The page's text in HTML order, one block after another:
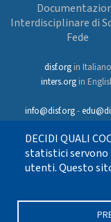
Interdisciplinare di
Fede
disf.orgin Italiano
inters.org in
info@disf.org-
DECIDI QUALI
statistici servono
utenti. Questo